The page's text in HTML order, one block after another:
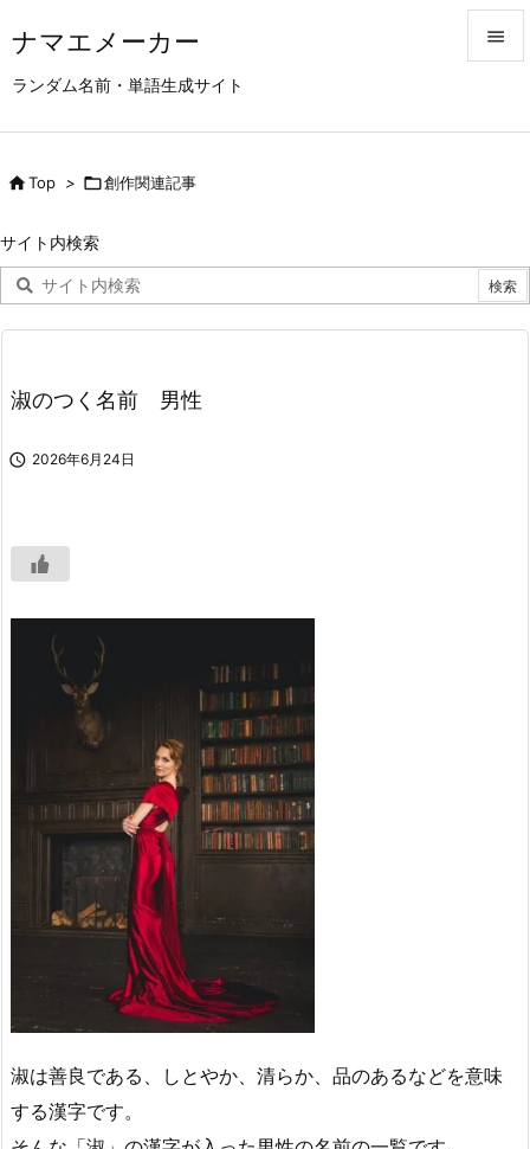
ナマエメーカー
ランダム名前・単語生成サイト


次へ

Top > 創作関連記事
サイト内検索
淑のつく名前 男性
 2026年6月24日
淑は善良である、しとやか、清らか、品のあるなどを意味
する漢字です。